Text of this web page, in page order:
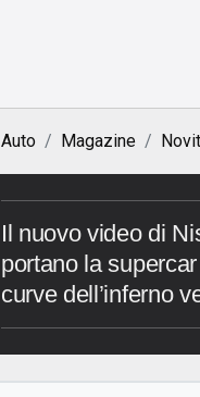
Auto Magazine
Il nuovo video di
portano la
curve dell’inferno